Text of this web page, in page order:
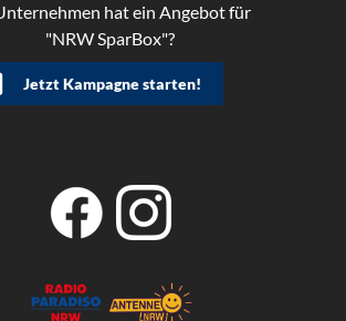
hat ein Angebot für
"NRW SparBox"?
Jetzt Kampagne starten!